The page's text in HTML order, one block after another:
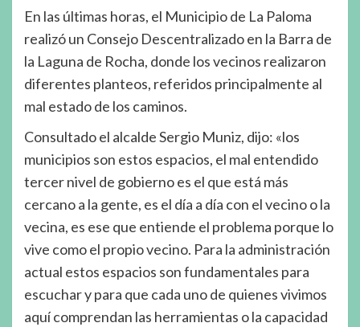
En las últimas horas, el Municipio de La Paloma
realizó un Consejo Descentralizado en la Barra de
la Laguna de Rocha, donde los vecinos realizaron
diferentes planteos, referidos principalmente al
mal estado de los caminos.
Consultado el alcalde Sergio Muniz, dijo: «los
municipios son estos espacios, el mal entendido
tercer nivel de gobierno es el que está más
cercano a la gente, es el día a día con el vecino o la
vecina, es ese que entiende el problema porque lo
vive como el propio vecino. Para la administración
actual estos espacios son fundamentales para
escuchar y para que cada uno de quienes vivimos
aquí comprendan las herramientas o la capacidad